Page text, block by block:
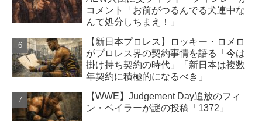
コメント「お前がつるんでる犬連中な
んて処分しちまえ！」
【新日本プロレス】ロッキー・ロメロ
がプロレス界の契約事情を語る「今は
掛け持ち契約の時代」「新日本は複数
年契約に積極的になるべき」
【WWE】Judgement Day追放のフィ
ン・ベイラーが謎の投稿「1372」